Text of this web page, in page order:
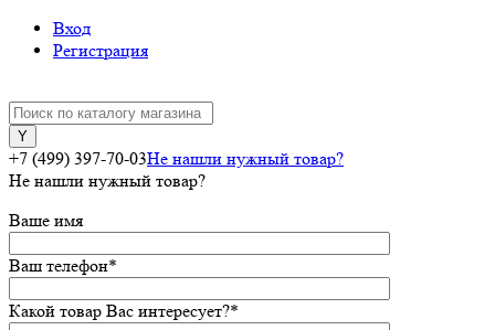
Вход
Регистрация
+7 (499) 397-70-03Не нашли нужный товар?
Не нашли нужный товар?
Ваше имя
Ваш телефон*
Какой товар Вас интересует?*